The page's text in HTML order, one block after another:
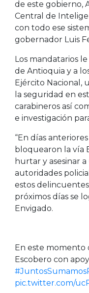
de este gobierno,
Central de
con todo ese
gobernador Luis
Los mandatarios
de Antioquia y a
Ejército Nacional,
la seguridad en
carabineros así
e investigación
“En días
bloquearon la vía
hurtar y asesinar
autoridades
estos
próximos días se
Envigado.
En este momento
Escobero con
pic.twitter.com/